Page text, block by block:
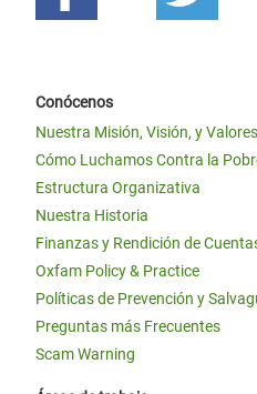
Conócenos
Nuestra Misión, Visión, y Valores
Cómo Luchamos Contra la
Estructura Organizativa
Nuestra Historia
Finanzas y Rendición de
Oxfam Policy & Practice
Políticas de Prevención y
Preguntas más Frecuentes
Scam Warning